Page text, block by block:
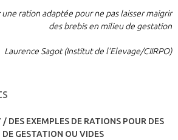
ration adaptée pour ne pas laisser maigrir
des brebis en milieu de gestation
Laurence Sagot (Institut de l’Elevage/CIIRPO)
DES EXEMPLES DE RATIONS POUR DES
DE GESTATION OU VIDES